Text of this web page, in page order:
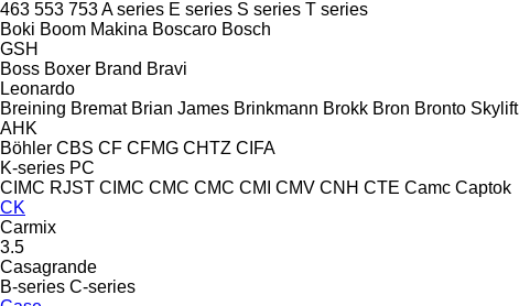
463 553 753A series E series S series T series
Boki Boom Makina Boscaro Bosch
GSH
Boss Boxer Brand Bravi
Leonardo
Breining Bremat Brian James Brinkmann Brokk Bron Bronto Skylift
AHK
Böhler CBS CF CFMG CHTZ CIFA
K-series PC
CIMC RJST CIMC CMC CMC CMI CMV CNH CTE Camc Captok
CK
Carmix
3.5
Casagrande
B-series C-series